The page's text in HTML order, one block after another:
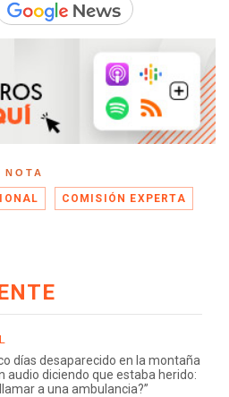
NOTA
COMISIÓN EXPERTA
días desaparecido en la montaña
audio diciendo que estaba herido:
a una ambulancia?”